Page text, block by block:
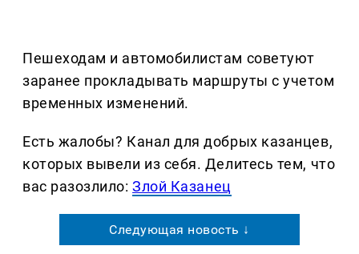
Пешеходам и автомобилистам советуют
заранее прокладывать маршруты с учетом
временных изменений.
Есть жалобы? Канал для добрых казанцев,
которых вывели из себя. Делитеcь тем, что
вас разозлило:Злой Казанец
Следующая новость ↓